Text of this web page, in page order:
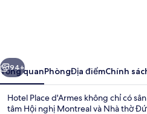
Tiếp
94+
Tổng quanPhòngĐịa điểmChính
Hotel Place d'Armes không chỉ có
tâm Hội nghị Montreal và Nhà thờ